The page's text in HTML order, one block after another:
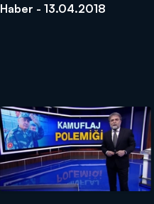
Haber - 13.04.2018